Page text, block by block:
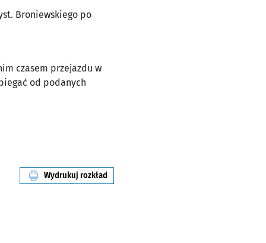
Broniewskiego po
czasem przejazdu w
od podanych
Wydrukuj rozkład
linii nr 130